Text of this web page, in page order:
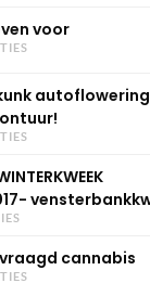
voor
autoflowering
cannabis